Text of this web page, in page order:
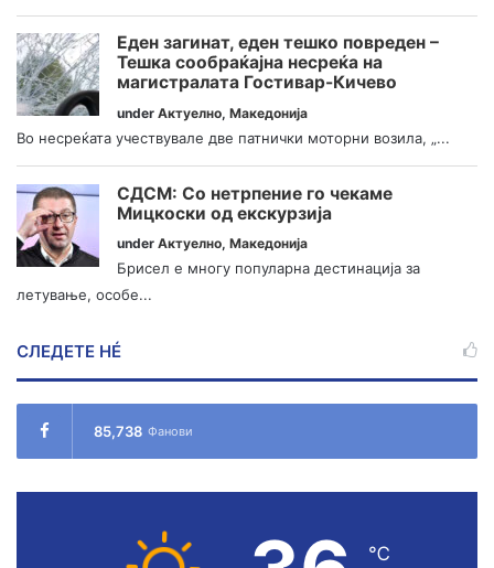
Еден загинат, еден тешко повреден –
Тешка сообраќајна несреќа на
магистралата Гостивар-Кичево
under Актуелно, Македонија
Во несреќата учествувале две патнички моторни возила, „...
СДСМ: Со нетрпение го чекаме
Мицкоски од екскурзија
under Актуелно, Македонија
Брисел е многу популарна дестинација за
летување, особе...
СЛЕДЕТЕ НÉ
85,738 Фанови
℃